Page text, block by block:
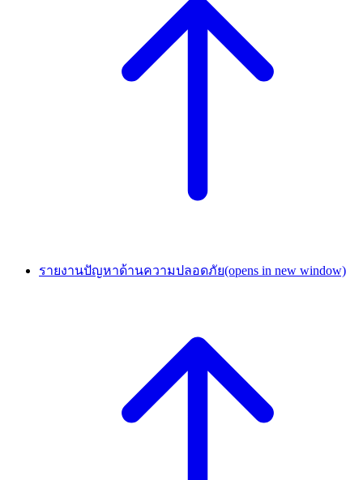
รายงานปัญหาด้านความปลอดภัย(opens in new window)